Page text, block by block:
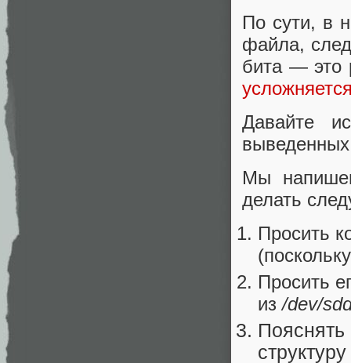
По сути, в
файла,
бита — это
Давайте
Мы
делать
Просить
Просить
из/dev/
Пояснять
структуру